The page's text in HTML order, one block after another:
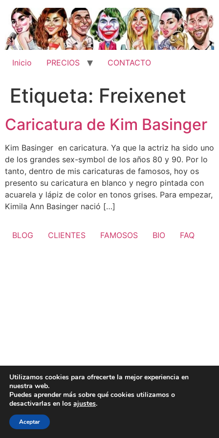
contenido
Inicio PRECIOS CONTACTO
Etiqueta: Freixenet
Caricatura de Kim Basinger
Kim Basinger en caricatura. Ya que la actriz ha sido uno
de los grandes sex-symbol de los años 80 y 90. Por lo
tanto, dentro de mis caricaturas de famosos, hoy os
presento su caricatura en blanco y negro pintada con
acuarela y lápiz de color en tonos grises. Para empezar,
Kimila Ann Basinger nació […]
BLOG CLIENTES FAMOSOS BIO FAQ
Utilizamos cookies para ofrecerte la mejor experiencia en
nuestra web.
Puedes aprender más sobre qué cookies utilizamos o
desactivarlas en los ajustes.
Aceptar